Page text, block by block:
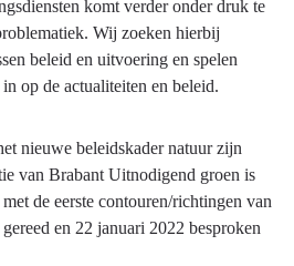
komt verder onder druk te
Wij zoeken hierbij
beleid en uitvoering en spelen
op de actualiteiten en beleid.
nieuwe beleidskader natuur zijn
van Brabant Uitnodigend groen is
de eerste contouren/richtingen van
en 22 januari 2022 besproken